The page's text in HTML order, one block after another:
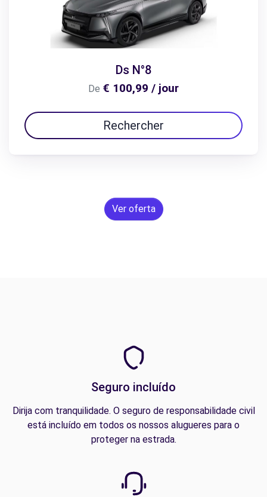
Ds N°8
De € 100,99 / jour
Rechercher
Ver oferta
Seguro incluído
Dirija com tranquilidade. O seguro de responsabilidade civil
está incluído em todos os nossos alugueres para o
proteger na estrada.